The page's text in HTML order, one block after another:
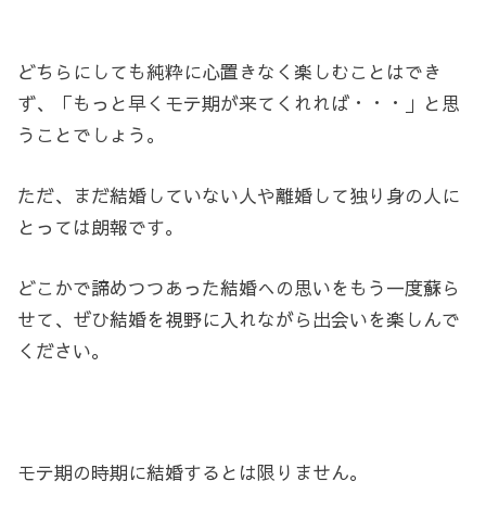
どちらにしても純粋に心置きなく楽しむことはでき
ず、「もっと早くモテ期が来てくれれば・・・」と思
うことでしょう。
ただ、まだ結婚していない人や離婚して独り身の人に
とっては朗報です。
どこかで諦めつつあった結婚への思いをもう一度蘇ら
せて、ぜひ結婚を視野に入れながら出会いを楽しんで
ください。
モテ期の時期に結婚するとは限りません。